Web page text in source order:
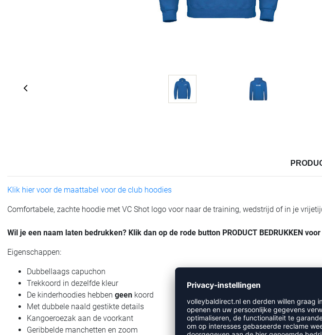
Klik hier voor de maattabel voor de club hoodies
Comfortabele, zachte hoodie met VC Shot logo voor naar de training, wedstrijd of in je
Wil je een naam laten bedrukken? Klik dan op de rode button PRODUCT BEDRUKKEN
Eigenschappen:
Dubbellaags capuchon
Trekkoord in dezelfde kleur
De kinderhoodies hebben geen koord
Met dubbele naald gestikte details
Kangoeroezak aan de voorkant
Geribbelde manchetten en zoom